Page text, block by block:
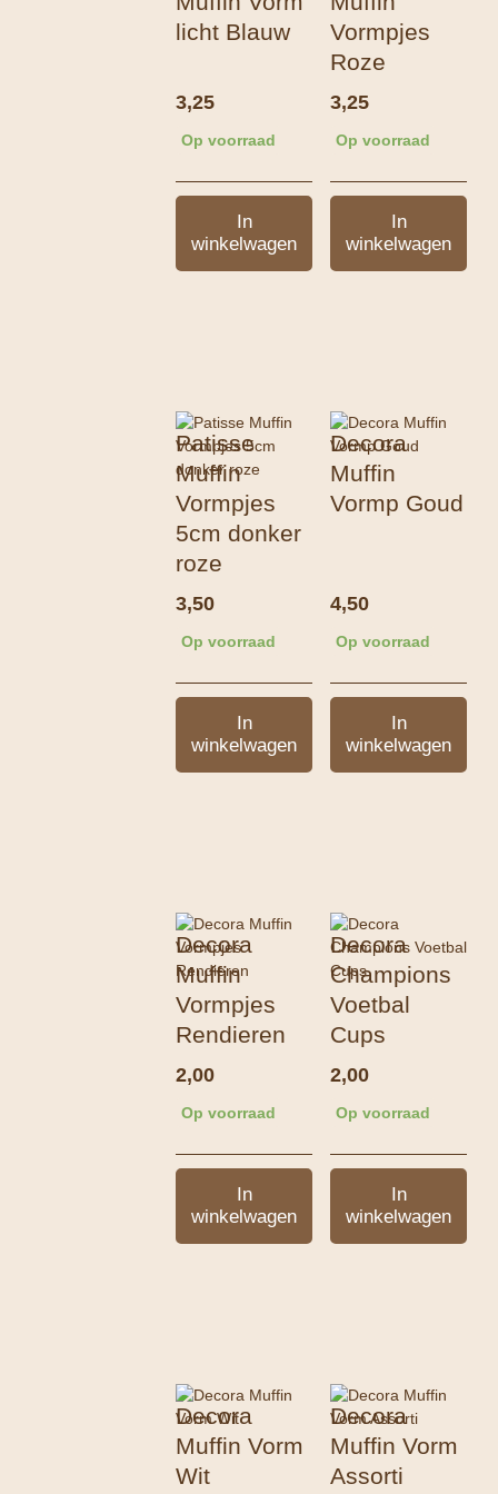
licht Blauw
3,25
Op voorraad
In
winkelwagen
Vormpjes
Roze
3,25
Op voorraad
In
winkelwagen
Patisse
Muffin
Vormpjes
5cm donker
roze
3,50
Op voorraad
In
winkelwagen
Decora
Muffin
Vormp Goud
4,50
Op voorraad
In
winkelwagen
Decora
Muffin
Vormpjes
Rendieren
2,00
Op voorraad
In
winkelwagen
Decora
Champions
Voetbal
Cups
2,00
Op voorraad
In
winkelwagen
Decora
Muffin Vorm
Wit
Decora
Muffin Vorm
Assorti